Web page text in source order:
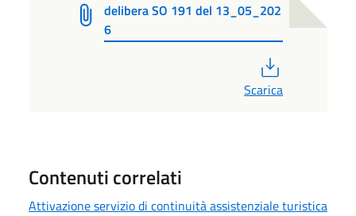
delibera SO 191 del 13_05_202
6
Scarica
Contenuti correlati
Attivazione servizio di continuità assistenziale turistica